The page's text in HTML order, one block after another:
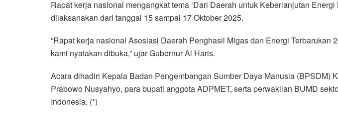
Rapat kerja nasional mengangkat tema ‘Dari Daerah untuk Keberlanjutan Energi
dilaksanakan dari tanggal 15 sampai 17 Oktober 2025.
“Rapat kerja nasional Asosiasi Daerah Penghasil Migas dan Energi Terbarukan
kami nyatakan dibuka,” ujar Gubernur Al Haris.
Acara dihadiri Kepala Badan Pengembangan Sumber Daya Manusia (BPSDM)
Prabowo Nusyahyo, para bupati anggota ADPMET, serta perwakilan BUMD
Indonesia. (*)